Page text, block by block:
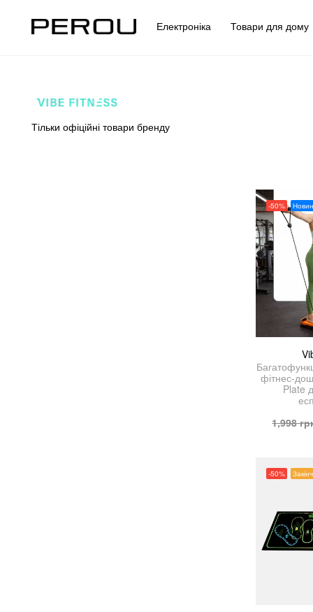
Електроніка Товари для дому
Тільки офіційні товари бренду
-50%
фітнес-
Plate
1,998
-50%